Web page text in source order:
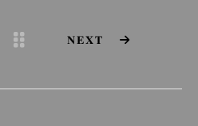
NEXT